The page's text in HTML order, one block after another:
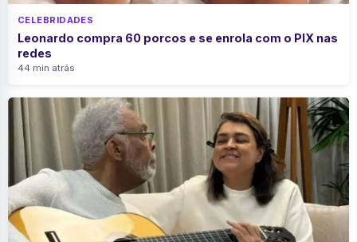
CELEBRIDADES
Leonardo compra 60 porcos e se enrola com o PIX nas
redes
44 min atrás